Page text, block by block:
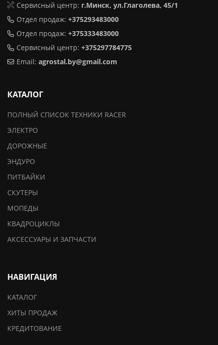
Сервисный центр: г.Минск, ул.Глаголева, 45/1
Отдел продаж: +375293483000
Отдел продаж: +375333483000
Сервисный центр: +375297784775
Email: agrostal.by@gmail.com
КАТАЛОГ
ПОЛНЫЙ СПИСОК ТЕХНИКИ RACER
ЭЛЕКТРО
ДОРОЖНЫЕ
ЭНДУРО
ПИТБАЙКИ
СКУТЕРЫ
МОПЕДЫ
КВАДРОЦИКЛЫ
АКСЕССУАРЫ И ЗАПЧАСТИ
НАВИГАЦИЯ
КАТАЛОГ
ХИТЫ ПРОДАЖ
КРЕДИТОВАНИЕ